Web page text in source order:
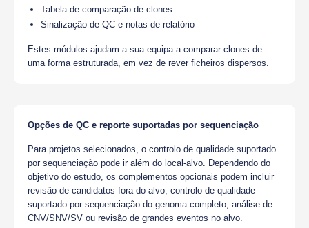
Tabela de comparação de clones
Sinalização de QC e notas de relatório
Estes módulos ajudam a sua equipa a comparar clones de
uma forma estruturada, em vez de rever ficheiros dispersos.
Opções de QC e reporte suportadas por sequenciação
Para projetos selecionados, o controlo de qualidade suportado
por sequenciação pode ir além do local-alvo. Dependendo do
objetivo do estudo, os complementos opcionais podem incluir
revisão de candidatos fora do alvo, controlo de qualidade
suportado por sequenciação do genoma completo, análise de
CNV/SNV/SV ou revisão de grandes eventos no alvo.